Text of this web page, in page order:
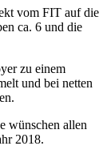
vom FIT auf die
ca. 6 und die
zu einem
und bei netten
wünschen allen
2018.